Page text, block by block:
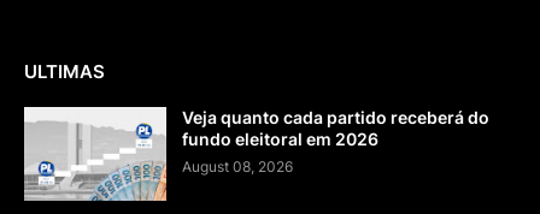
ULTIMAS
Veja quanto cada partido receberá do
fundo eleitoral em 2026
August 08, 2026